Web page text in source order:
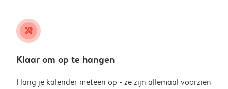
tools
Klaar om op te hangen
Hang je kalender meteen op - ze zijn allemaal voorzien